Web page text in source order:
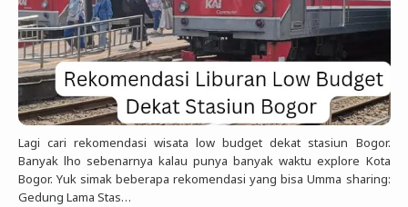
Lagi cari rekomendasi wisata low budget dekat stasiun Bogor.
Banyak lho sebenarnya kalau punya banyak waktu explore Kota
Bogor. Yuk simak beberapa rekomendasi yang bisa Umma sharing:
Gedung Lama Stas…